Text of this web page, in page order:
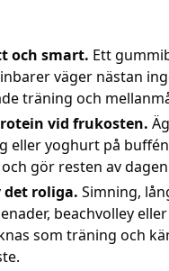
och smart. Ett
väger nästan
träning och
vid frukosten.
eller yoghurt på
gör resten av
det roliga. Simning,
beachvolley
som träning och